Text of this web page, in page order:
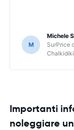
M
Michele
SurPrice
Chalkidiki
Importanti
noleggiare